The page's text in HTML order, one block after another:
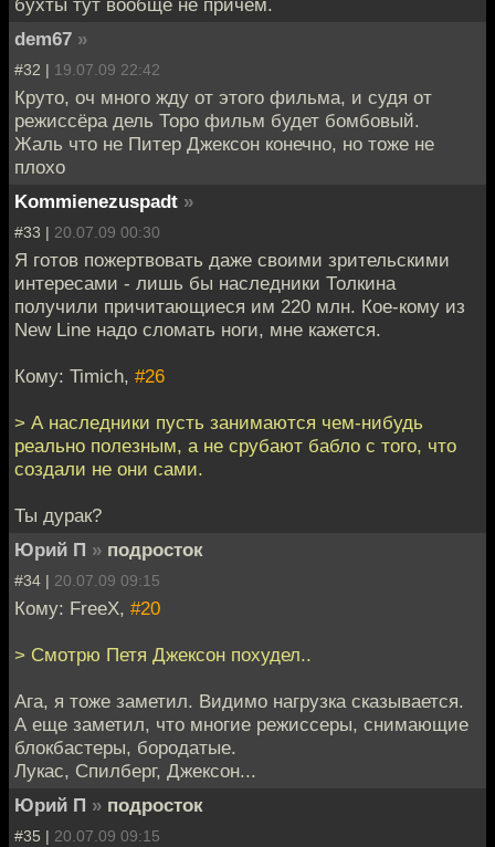
бухты тут вообще не причем.
dem67 »
#32 | 19.07.09 22:42
Круто, оч много жду от этого фильма, и судя от
режиссёра дель Торо фильм будет бомбовый.
Жаль что не Питер Джексон конечно, но тоже не
плохо
Kommienezuspadt »
#33 | 20.07.09 00:30
Я готов пожертвовать даже своими зрительскими
интересами - лишь бы наследники Толкина
получили причитающиеся им 220 млн. Кое-кому из
New Line надо сломать ноги, мне кажется.
Кому: Timich, #26
> А наследники пусть занимаются чем-нибудь
реально полезным, а не срубают бабло с того, что
создали не они сами.
Ты дурак?
Юрий П » подросток
#34 | 20.07.09 09:15
Кому: FreeX, #20
> Смотрю Петя Джексон похудел..
Ага, я тоже заметил. Видимо нагрузка сказывается.
А еще заметил, что многие режиссеры, снимающие
блокбастеры, бородатые.
Лукас, Спилберг, Джексон...
Юрий П » подросток
#35 | 20.07.09 09:15